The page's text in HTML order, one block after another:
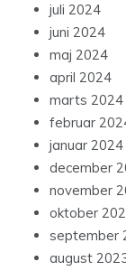
juli 2024
juni 2024
maj 2024
april 2024
marts 2024
februar
januar 2024
december
november
oktober
september
august